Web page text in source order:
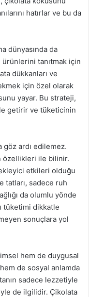
hatırlar ve bu da
dünyasında da
tanıtmak için
dükkanları ve
için özel olarak
yayar. Bu strateji,
getirir ve tüketicinin
göz ardı edilemez.
özellikleri ile bilinir.
etkileri olduğu
tatları, sadece ruh
da olumlu yönde
tüketimi dikkatle
sonuçlara yol
hem de duygusal
de sosyal anlamda
sadece lezzetiyle
de ilgilidir. Çikolata